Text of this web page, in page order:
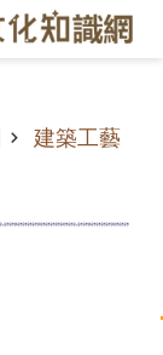
建築工藝